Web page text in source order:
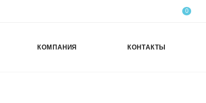
0
КОМПАНИЯ КОНТАКТЫ